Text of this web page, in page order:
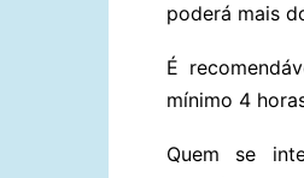
poderá mais
É
mínimo 4
Quem se